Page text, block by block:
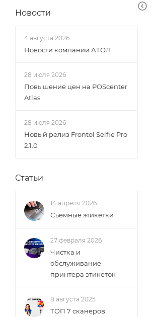
Новости
4 августа 2026
Новости компании АТОЛ
28 июля 2026
Повышение цен на POScenter
Atlas
28 июля 2026
Новый релиз Frontol Selfie Pro
2.1.0
Статьи
14 апреля 2026
Съёмные этикетки
27 февраля 2026
Чистка и
обслуживание
принтера этикеток
8 августа 2025
ТОП 7 сканеров